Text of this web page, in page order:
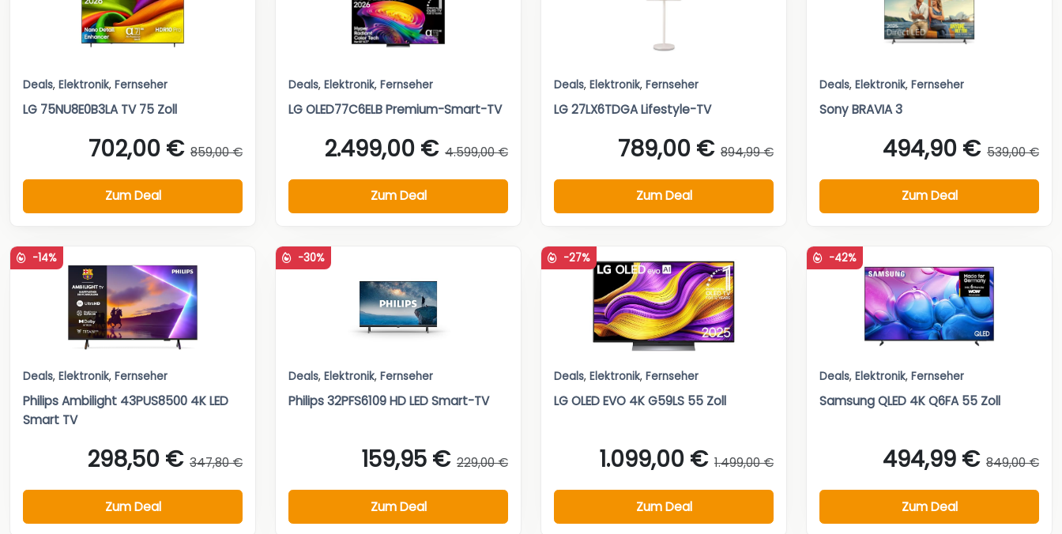
Deals, Elektronik, Fernseher
LG 75NU8E0B3LA TV 75 Zoll
702,00 € 859,00 €
Zum Deal
Deals, Elektronik, Fernseher
LG OLED77C6ELB Premium-Smart-TV
2.499,00 € 4.599,00 €
Zum Deal
Deals, Elektronik, Fernseher
LG 27LX6TDGA Lifestyle-TV
789,00 € 894,99 €
Zum Deal
Deals, Elektronik, Fernseher
Sony BRAVIA 3
494,90 € 539,00 €
Zum Deal
-14%
Deals, Elektronik, Fernseher
Philips Ambilight 43PUS8500 4K LED
Smart TV
298,50 € 347,80 €
Zum Deal
-30%
Deals, Elektronik, Fernseher
Philips 32PFS6109 HD LED Smart-TV
159,95 € 229,00 €
Zum Deal
-27%
Deals, Elektronik, Fernseher
LG OLED EVO 4K G59LS 55 Zoll
1.099,00 € 1.499,00 €
Zum Deal
-42%
Deals, Elektronik, Fernseher
Samsung QLED 4K Q6FA 55 Zoll
494,99 € 849,00 €
Zum Deal